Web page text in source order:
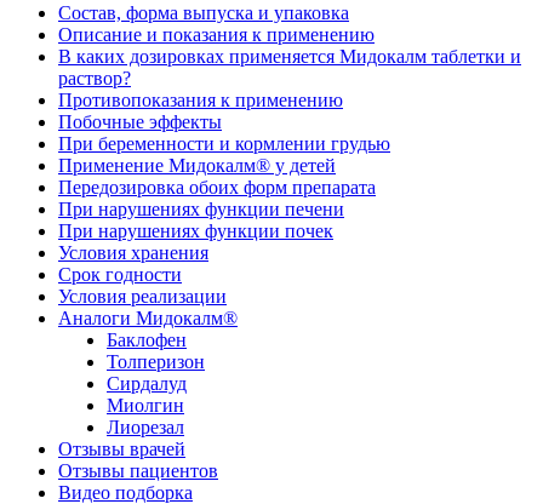
Состав, форма выпуска и упаковка
Описание и показания к применению
В каких дозировках применяется Мидокалм таблетки и
раствор?
Противопоказания к применению
Побочные эффекты
При беременности и кормлении грудью
Применение Мидокалм® у детей
Передозировка обоих форм препарата
При нарушениях функции печени
При нарушениях функции почек
Условия хранения
Срок годности
Условия реализации
Аналоги Мидокалм®
Баклофен
Толперизон
Сирдалуд
Миолгин
Лиорезал
Отзывы врачей
Отзывы пациентов
Видео подборка